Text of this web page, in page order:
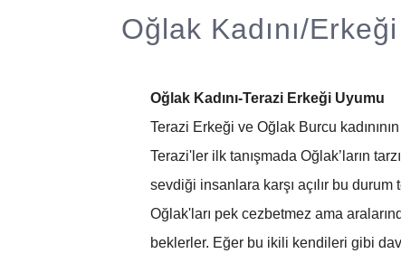
Oğlak Kadını/
Oğlak Kadını-Terazi Erkeği Uyumu
Terazi Erkeği ve Oğlak Burcu
Terazi'ler ilk tanışmada Oğlak’ların
sevdiği insanlara karşı açılır bu
Oğlak'ları pek cezbetmez ama
beklerler. Eğer bu ikili kendileri gibi